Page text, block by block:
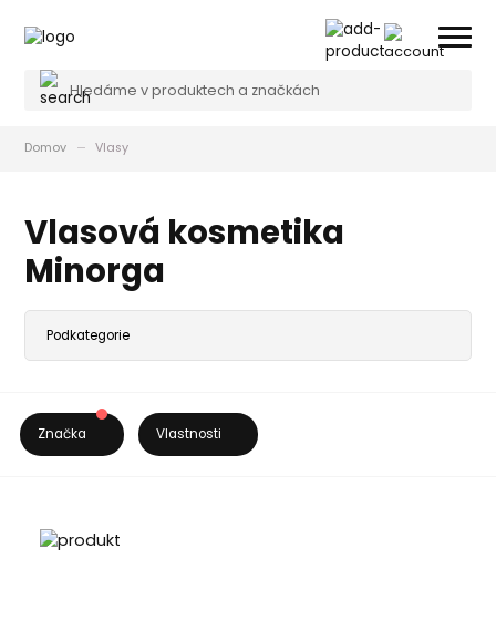
Domov Vlasy
Vlasová kosmetika
Minorga
Značka Vlastnosti